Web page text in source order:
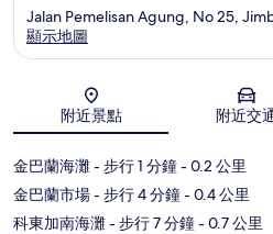
地圖
Jalan Pemelisan Agung, No 25,
顯示地圖
附近景點 附近交
金巴蘭海灘- 步行 1 分鐘- 0.2 公里
金巴蘭市場- 步行 4 分鐘- 0.4 公里
科東加南海灘- 步行 7 分鐘- 0.7 公里